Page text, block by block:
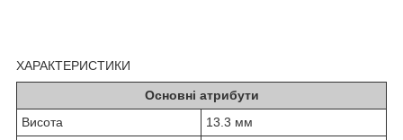
ХАРАКТЕРИСТИКИ
Основні атрибути
Висота
13.3 мм